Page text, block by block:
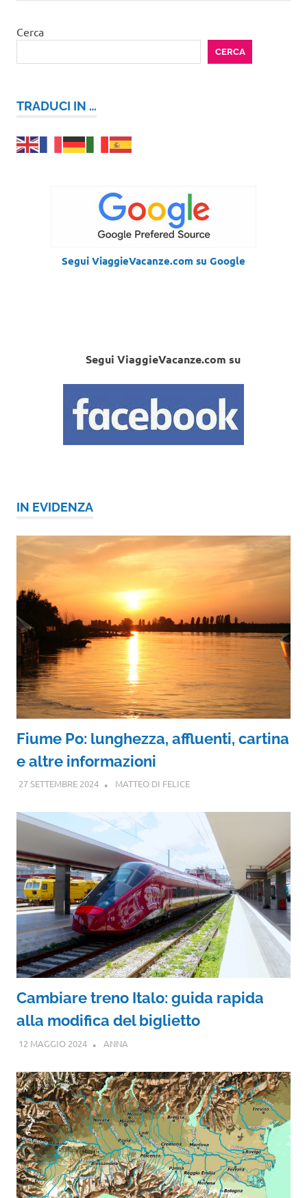
Cerca
CERCA
TRADUCI IN …
Segui ViaggieVacanze.com su Google
Segui ViaggieVacanze.com su
IN EVIDENZA
Fiume Po: lunghezza, affluenti, cartina
e altre informazioni
27 SETTEMBRE 2024 MATTEO DI FELICE
Cambiare treno Italo: guida rapida
alla modifica del biglietto
12 MAGGIO 2024 ANNA